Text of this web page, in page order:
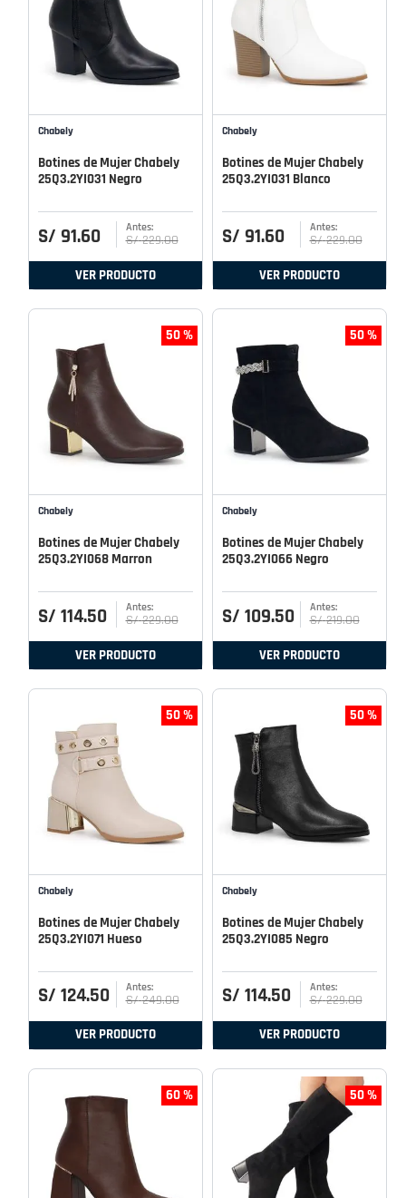
Chabely
Botines de Mujer Chabely
25Q3.2YI031 Negro
S/ 91.60 S/ 229.00
VER PRODUCTO
Chabely
Botines de Mujer Chabely
25Q3.2YI031 Blanco
S/ 91.60 S/ 229.00
VER PRODUCTO
50 %
Chabely
Botines de Mujer Chabely
25Q3.2YI068 Marron
S/ 114.50 S/ 229.00
VER PRODUCTO
50 %
Chabely
Botines de Mujer Chabely
25Q3.2YI066 Negro
S/ 109.50 S/ 219.00
VER PRODUCTO
50 %
Chabely
Botines de Mujer Chabely
25Q3.2YI071 Hueso
S/ 124.50 S/ 249.00
VER PRODUCTO
50 %
Chabely
Botines de Mujer Chabely
25Q3.2YI085 Negro
S/ 114.50 S/ 229.00
VER PRODUCTO
60 % 50 %